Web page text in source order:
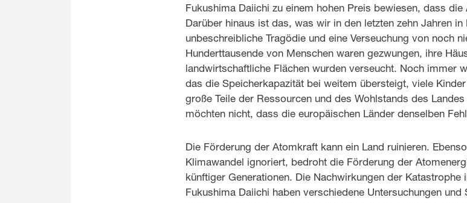
Fukushima Daiichi zu einem hohen Preis bewiesen, dass
Darüber hinaus ist das, was wir in den letzten zehn Jahren
unbeschreibliche Tragödie und eine Verseuchung von noch
Hunderttausende von Menschen waren gezwungen, ihre
landwirtschaftliche Flächen wurden verseucht. Noch immer
das die Speicherkapazität bei weitem übersteigt, viele
große Teile der Ressourcen und des Wohlstands des
möchten nicht, dass die europäischen Länder denselben
Die Förderung der Atomkraft kann ein Land ruinieren.
Klimawandel ignoriert, bedroht die Förderung der
künftiger Generationen. Die Nachwirkungen der
Fukushima Daiichi haben verschiedene Untersuchungen